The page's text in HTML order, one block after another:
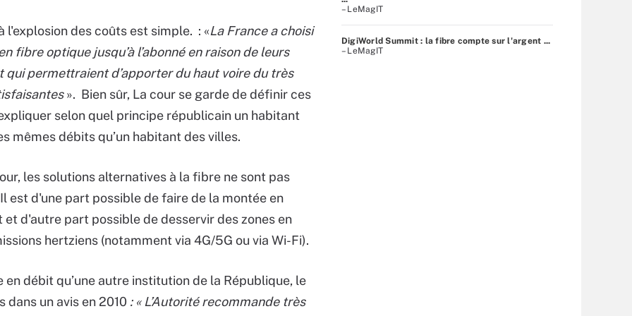
l'explosion des coûts est simple. : «La France a choisi
fibre optique jusqu’à l’abonné en raison de leurs
qui permettraient d’apporter du haut voire du très
». Bien sûr, La cour se garde de définir ces
selon quel principe républicain un habitant
mêmes débits qu’un habitant des villes.
les solutions alternatives à la fibre ne sont pas
est d'une part possible de faire de la montée en
d'autre part possible de desservir des zones en
hertziens (notamment via 4G/5G ou via Wi-Fi).
débit qu’une autre institution de la République, le
dans un avis en 2010 : « L’Autorité recommande très
– LeMagIT
DigiWorld Summit : la fibre compte sur l'argent ...
– LeMagIT